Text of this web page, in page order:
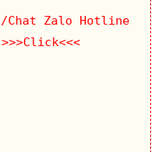
Chat Zalo Hotline
>>>Click<<<